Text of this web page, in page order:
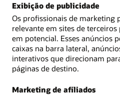
Exibição de publicidade
Os profissionais de marketing
relevante em sites de
em potencial. Esses anúncios
caixas na barra lateral,
interativos que direcionam
páginas de destino.
Marketing de afiliados